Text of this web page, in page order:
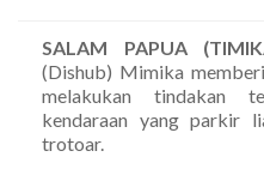
SALAM PAPUA
(Dishub) Mimika
melakukan tindakan
kendaraan yang parkir
trotoar.